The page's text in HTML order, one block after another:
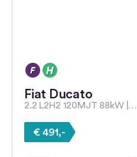
Fiat Ducato
2.2 L2H2 120MJT 88kW |…
€ 491,-